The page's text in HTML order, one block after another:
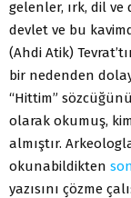
gelenler, ırk, dil ve
devlet ve bu
(Ahdi Atik)
bir nedenden
“Hittim”
olarak okumuş,
almıştır.
okunabildikten
yazısını çözme